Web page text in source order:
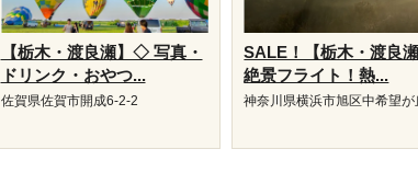
【栃木・渡良瀬】◇ 写真・
ドリンク・おやつ...
佐賀県佐賀市開成6-2-2
SALE！【栃木・渡良瀬
絶景フライト！熱...
神奈川県横浜市旭区中希望が